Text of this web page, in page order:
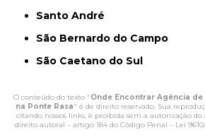
Santo André
São Bernardo do Campo
São Caetano do Sul
O conteúdo do texto "Onde Encontrar Agência
na Ponte Rasa" é de direito reservado. Sua
citando nossos links, é proibida sem a autorização
direito autoral – artigo 184 do Código Penal – Lei